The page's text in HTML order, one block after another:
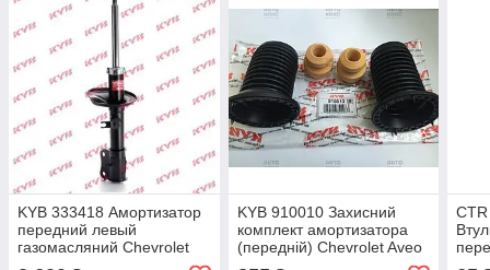
KYB 333418 Амортизатор
передний левый
газомасляний Chevrolet
Aveo 1.2 1.4 1.5 Kalos 1.2
KYB 910010 Захисний
комплект амортизатора
(передній) Chevrolet Aveo